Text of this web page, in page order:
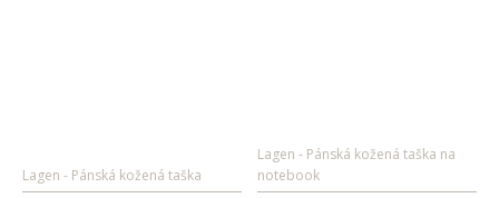
Lagen
Pánská kožená taška
Lagen
Pánská kožená taška na
notebook